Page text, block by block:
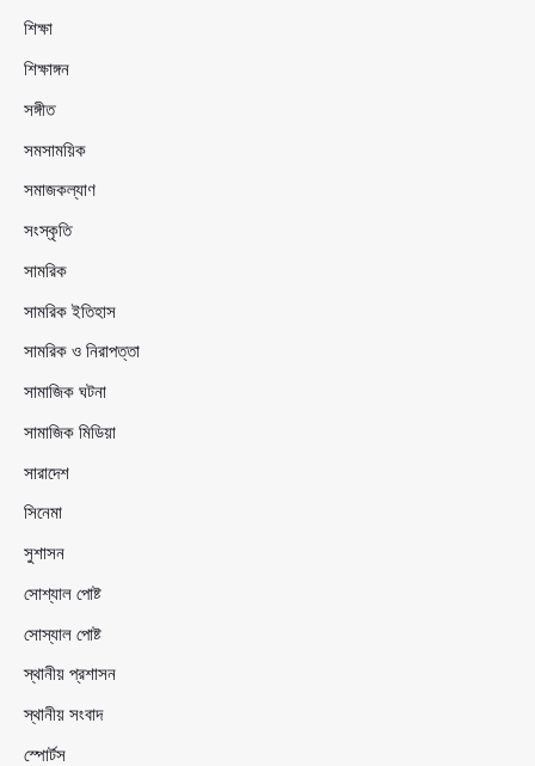
শিক্ষা
শিক্ষাঙ্গন
সঙ্গীত
সমসাময়িক
সমাজকল্যাণ
সংস্কৃতি
সামরিক
সামরিক ইতিহাস
সামরিক ও নিরাপত্তা
সামাজিক ঘটনা
সামাজিক মিডিয়া
সারাদেশ
সিনেমা
সুশাসন
সোশ্যাল পোষ্ট
সোস্যাল পোষ্ট
স্থানীয় প্রশাসন
স্থানীয় সংবাদ
স্পোর্টস